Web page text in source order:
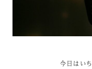
今日はい